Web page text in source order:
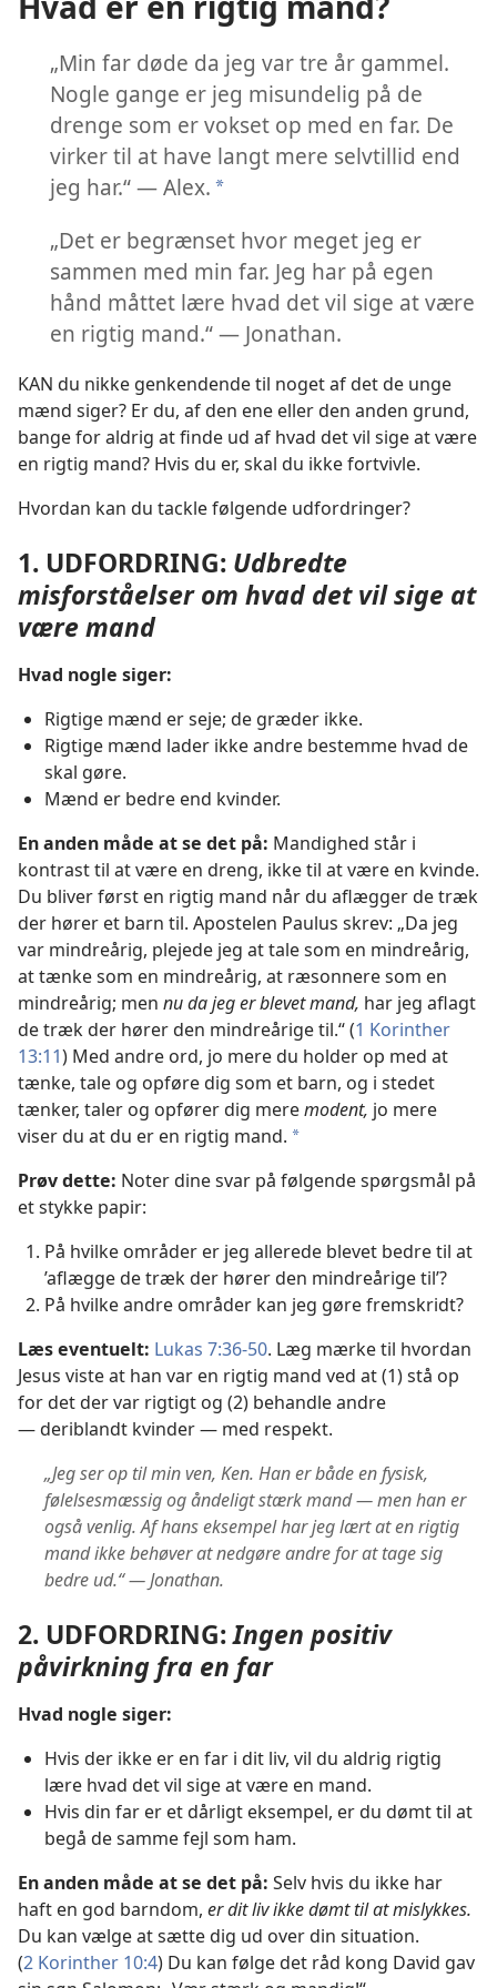
„Min far døde da jeg var tre år gammel.
Nogle gange er jeg misundelig på de
drenge som er vokset op med en far. De
virker til at have langt mere selvtillid end
jeg har.“ — Alex. *
„Det er begrænset hvor meget jeg er
sammen med min far. Jeg har på egen
hånd måttet lære hvad det vil sige at være
en rigtig mand.“ — Jonathan.
KAN du nikke genkendende til noget af det de unge
mænd siger? Er du, af den ene eller den anden grund,
bange for aldrig at finde ud af hvad det vil sige at være
en rigtig mand? Hvis du er, skal du ikke fortvivle.
Hvordan kan du tackle følgende udfordringer?
1. UDFORDRING: Udbredte
misforståelser om hvad det vil sige at
være mand
Hvad nogle siger:
Rigtige mænd er seje; de græder ikke.
Rigtige mænd lader ikke andre bestemme hvad de
skal gøre.
Mænd er bedre end kvinder.
En anden måde at se det på: Mandighed står i
kontrast til at være en dreng, ikke til at være en kvinde.
Du bliver først en rigtig mand når du aflægger de træk
der hører et barn til. Apostelen Paulus skrev: „Da jeg
var mindreårig, plejede jeg at tale som en mindreårig,
at tænke som en mindreårig, at ræsonnere som en
mindreårig; men nu da jeg er blevet mand, har jeg aflagt
de træk der hører den mindreårige til.“ (1 Korinther
13:11) Med andre ord, jo mere du holder op med at
tænke, tale og opføredig som et barn, og i stedet
tænker, taler og opfører dig meremodent, jo mere
viser du at du er en rigtig mand. *
Prøv dette: Noter dine svar på følgende spørgsmål på
et stykke papir:
På hvilke områder er jeg allerede blevet bedre til at
’aflægge de træk der hører den mindreårige til’?
På hvilke andre områder kan jeg gøre fremskridt?
Læs eventuelt: Lukas 7:36-50. Læg mærke til hvordan
Jesus viste at han var en rigtig mand ved at (1) stå op
for det der var rigtigt og (2) behandle andre
— deriblandt kvinder — med respekt.
„Jeg ser op til min ven, Ken. Han er både en fysisk,
følelsesmæssig og åndeligt stærk mand — men han er
også venlig. Af hans eksempel har jeg lært at en rigtig
mand ikke behøver at nedgøre andre for at tage sig
bedre ud.“ — Jonathan.
2. UDFORDRING:Ingen positiv
påvirkning fra en far
Hvad nogle siger:
Hvis der ikke er en far i dit liv, vil du aldrig rigtig
lære hvad det vil sige at være en mand.
Hvis din far er et dårligt eksempel, er du dømt til at
begå de samme fejl som ham.
En anden måde at se det på: Selv hvis du ikke har
haft en god barndom, er dit liv ikke dømt til at mislykkes.
Du kan vælge at sætte dig ud over din situation.
(2 Korinther 10:4) Du kan følge det råd kong David gav